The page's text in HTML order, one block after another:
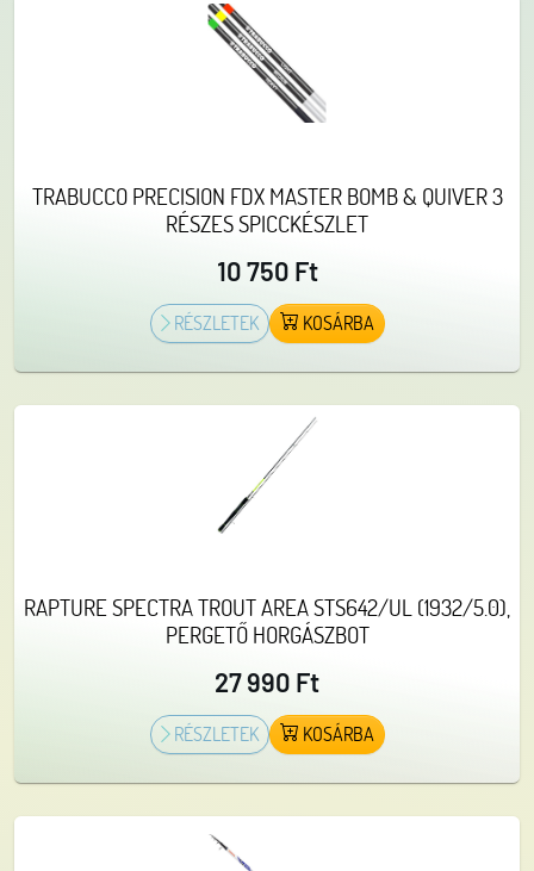
botok tökéletes választást jelentenek mind a kezdő,
mind a tapasztalt horgászok számára, akik
megbízható és sokoldalú felszerelést keresnek a
nagy harcsák megfogásához. Válaszd a Mohican Cat
botokat, és élvezd a sikeres horgászatot minden
TRABUCCO PRECISION FDX MASTER BOMB & QUIVER 3
RÉSZES SPICCKÉSZLET
10 750 Ft
RÉSZLETEK KOSÁRBA
RAPTURE SPECTRA TROUT AREA STS642/UL (1932/5.0),
PERGETŐ HORGÁSZBOT
27 990 Ft
RÉSZLETEK KOSÁRBA